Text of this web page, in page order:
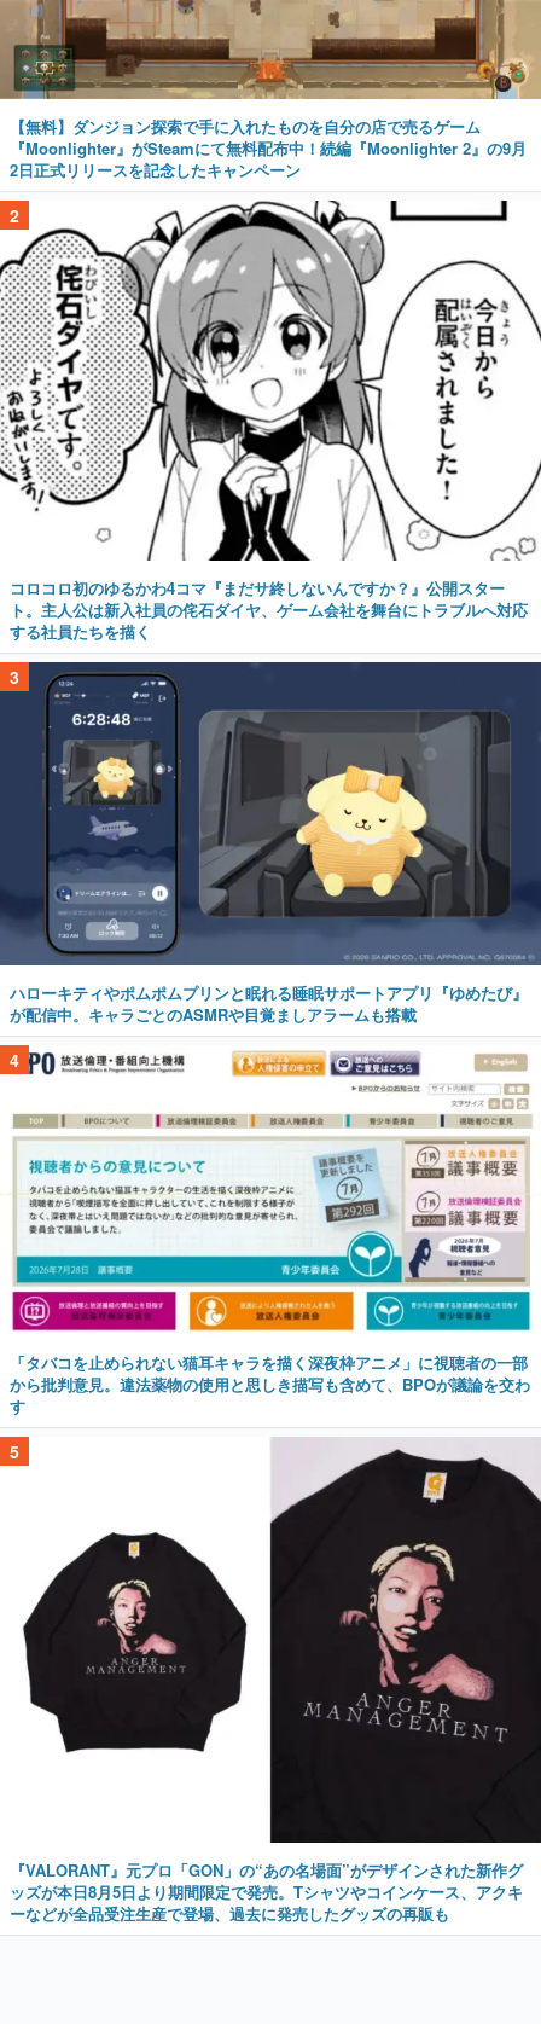
【無料】ダンジョン探索で手に入れたものを自分の店で売るゲーム
『Moonlighter』がSteamにて無料配布中！続編『Moonlighter 2』の9月
2日正式リリースを記念したキャンペーン
2
コロコロ初のゆるかわ4コマ『まだサ終しないんですか？』公開スター
ト。主人公は新入社員の侘石ダイヤ、ゲーム会社を舞台にトラブルへ対応
する社員たちを描く
3
ハローキティやポムポムプリンと眠れる睡眠サポートアプリ『ゆめたび』
が配信中。キャラごとのASMRや目覚ましアラームも搭載
4
「タバコを止められない猫耳キャラを描く深夜枠アニメ」に視聴者の一部
から批判意見。違法薬物の使用と思しき描写も含めて、BPOが議論を交わ
す
5
『VALORANT』元プロ「GON」の“あの名場面”がデザインされた新作グ
ッズが本日8月5日より期間限定で発売。Tシャツやコインケース、アクキ
ーなどが全品受注生産で登場、過去に発売したグッズの再販も